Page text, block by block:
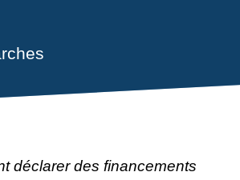
déclarer des financements